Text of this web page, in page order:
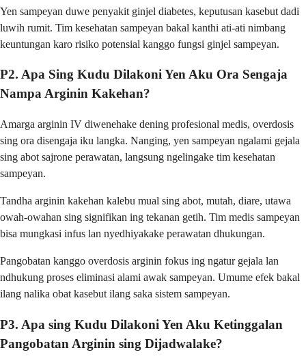
Yen sampeyan duwe penyakit ginjel diabetes, keputusan kasebut dadi
luwih rumit. Tim kesehatan sampeyan bakal kanthi ati-ati nimbang
keuntungan karo risiko potensial kanggo fungsi ginjel sampeyan.
P2. Apa Sing Kudu Dilakoni Yen Aku Ora Sengaja
Nampa Arginin Kakehan?
Amarga arginin IV diwenehake dening profesional medis, overdosis
sing ora disengaja iku langka. Nanging, yen sampeyan ngalami gejala
sing abot sajrone perawatan, langsung ngelingake tim kesehatan
sampeyan.
Tandha arginin kakehan kalebu mual sing abot, mutah, diare, utawa
owah-owahan sing signifikan ing tekanan getih. Tim medis sampeyan
bisa mungkasi infus lan nyedhiyakake perawatan dhukungan.
Pangobatan kanggo overdosis arginin fokus ing ngatur gejala lan
ndhukung proses eliminasi alami awak sampeyan. Umume efek bakal
ilang nalika obat kasebut ilang saka sistem sampeyan.
P3. Apa sing Kudu Dilakoni Yen Aku Ketinggalan
Pangobatan Arginin sing Dijadwalake?